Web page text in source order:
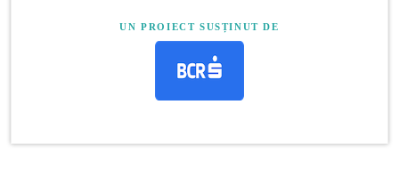
UN PROIECT SUSȚINUT DE